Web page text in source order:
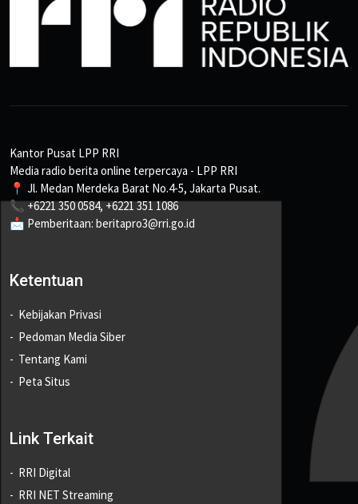
Kantor Pusat LPP RRI
Media radio berita online terpercaya - LPP RRI
📍 Jl. Medan Merdeka Barat No.4-5, Jakarta Pusat.
📞 +6221 350 0584, +6221 351 1086
📩 Pemberitaan: beritapro3@rri.go.id
Ketentuan
Kebijakan Privasi
Pedoman Media Siber
Tentang Kami
Peta Situs
Link Terkait
RRI Digital
RRI NET Streaming